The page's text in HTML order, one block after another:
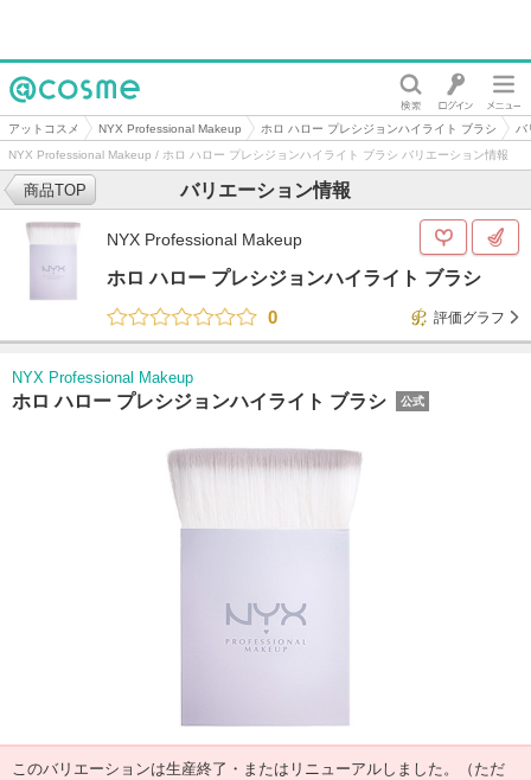
@cosme
アットコスメ NYX Professional Makeup ホロ ハロー プレシジョンハイライト ブラシ
バ
NYX Professional Makeup / ホロ ハロー プレシジョンハイライト ブラシ バリエーション情報
バリエーション情報
商品TOP
NYX Professional Makeup
ホロ ハロー プレシジョンハイライト ブラシ
0
評価グラフ
NYX Professional Makeup
ホロ ハロー プレシジョンハイライト ブラシ 公式
このバリエーションは生産終了・またはリニューアルしました。（ただ